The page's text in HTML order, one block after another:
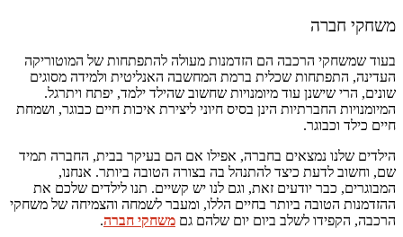
משחקי חברה
בעוד שמשחקי הרכבה הם הזדמנות מעולה להתפתחות של המוטוריקה
העדינה, התפתחות שכלית ברמת המחשבה האנליטית ולמידה מסוגים
שונים, הרי שישנן עוד מיומנויות שחשוב שהילד ילמד, יפתח ויתרגל.
המיומנויות החברתיות הינן בסיס חיוני ליצירת איכות חיים כבוגר, ושמחת
חיים כילד וכבוגר.
הילדים שלנו נמצאים בחברה, אפילו אם הם בעיקר בבית, החברה תמיד
שם, וחשוב לדעת כיצד להתנהל בה בצורה הטובה ביותר. אנחנו,
המבוגרים, כבר יודעים זאת, וגם לנו יש קשיים. תנו לילדים שלכם את
ההזדמנות הטובה ביותר בחיים הללו, ומעבר לשמחה והצמיחה של משחקי
הרכבה, הקפידו לשלב ביום יום שלהם גם משחקי חברה.